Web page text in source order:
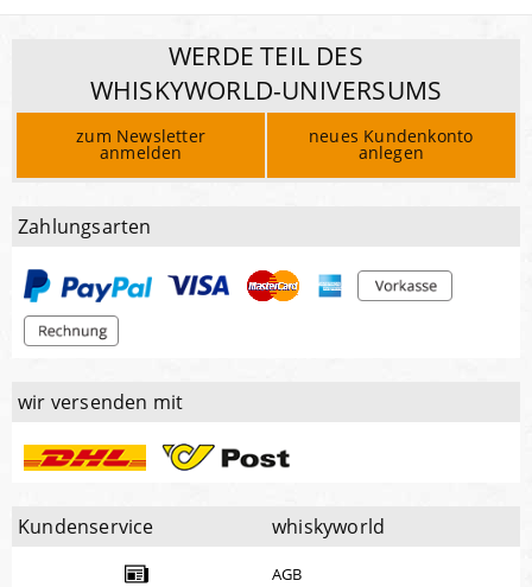
WERDE TEIL DES
WHISKYWORLD-UNIVERSUMS
zum Newsletter
anmelden
neues Kundenkonto
anlegen
Zahlungsarten
wir versenden mit
Kundenservice whiskyworld
AGB